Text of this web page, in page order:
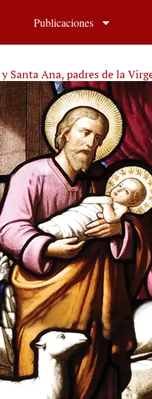
Publicaciones
y Santa Ana, padres de la